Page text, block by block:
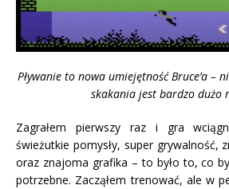
Pływanie to nowa umiejętność Bruce’a –
skakania jest bardzo dużo
Zagrałem pierwszy raz i gra
świeżutkie pomysły, super grywalność,
oraz znajoma grafika – to było to, co
potrzebne. Zacząłem trenować, ale w